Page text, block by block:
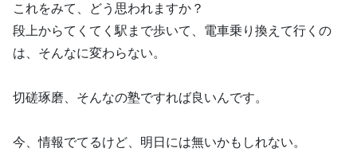
これをみて、どう思われますか？
段上からてくてく駅まで歩いて、電車乗り換えて行くの
は、そんなに変わらない。
切磋琢磨、そんなの塾ですれば良いんです。
今、情報でてるけど、明日には無いかもしれない。